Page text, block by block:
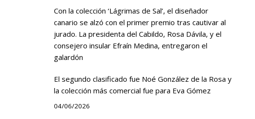
Con la colección ‘Lágrimas de Sal’, el diseñador
canario se alzó con el primer premio tras cautivar al
jurado. La presidenta del Cabildo, Rosa Dávila, y el
consejero insular Efraín Medina, entregaron el
galardón
El segundo clasificado fue Noé González de la Rosa y
la colección más comercial fue para Eva Gómez
04/06/2026